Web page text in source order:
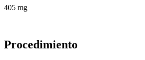
405 mg
Procedimiento